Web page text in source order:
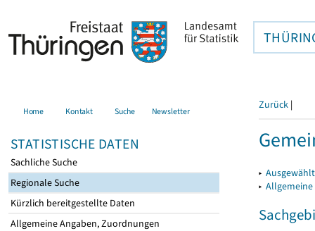
Home Kontakt Suche Newsletter
STATISTISCHE DATEN
Sachliche Suche
Regionale Suche
Kürzlich bereitgestellte Daten
Allgemeine Angaben, Zuordnungen
Zurück |
▸
▸